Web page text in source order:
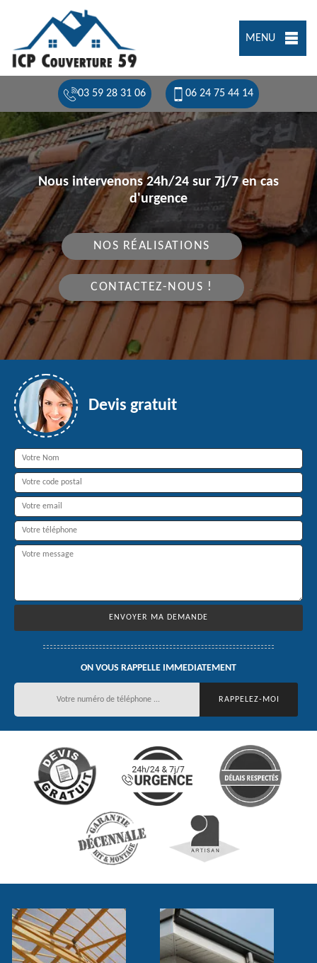
MENU
03 59 28 31 06 06 24 75 44 14
Nous intervenons 24h/24 sur 7j/7 en cas
d'urgence
NOS RÉALISATIONS
CONTACTEZ-NOUS !
Devis gratuit
ON VOUS RAPPELLE IMMEDIATEMENT